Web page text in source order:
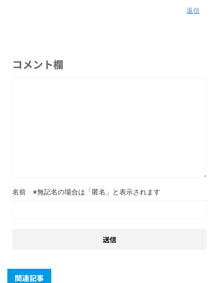
返信
コメント欄
名前
関連記事